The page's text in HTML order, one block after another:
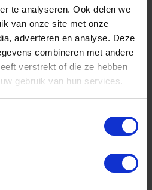
te analyseren. Ook delen we
van onze site met onze
adverteren en analyse. Deze
combineren met andere
verstrekt of die ze hebben
gebruik van hun services.
op waterbasis zwart